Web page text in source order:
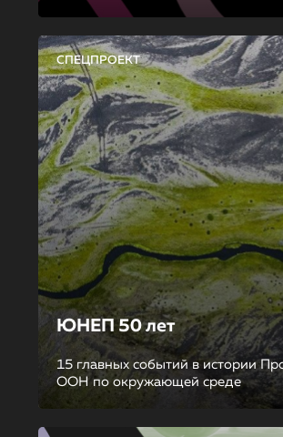
СПЕЦПРОЕКТ
ЮНЕП 50 лет
15 главных событий в истории
ООН по окружающей среде